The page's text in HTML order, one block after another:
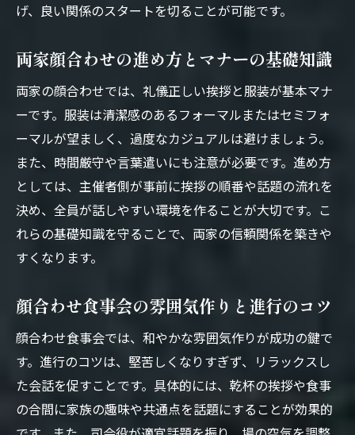
顔合わせ食事会で気をつけたい非常識な行
両家顔合わせで避けるべきNG服装と態度
顔合わせ食事会の常識と非常識の見分け方
非常識を防ぐ顔合わせ食事会の心得
服装や進行で失敗しない顔合わせの秘訣
顔合わせ食事会で失敗を防ぐ服装と進行術
両家顔合わせで印象を良くするコーディネ
ート
顔合わせで安心できる進行と服装の選び方
両家顔合わせで信頼を得る服装マナー
顔合わせの場を円滑に進める準備の秘訣
両家顔合わせのタブーと注意すべきポイント
顔合わせ食事会で注意したいタブーの一覧
両家顔合わせで避けるべきNG行動の実例
げ、良い関係のスタートを切ることが可能です。
両家顔合わせの進め方とマナーの基礎知識
両家の顔合わせでは、礼儀正しい挨拶と服装が基本マナ
ーです。服装は清潔感のあるフォーマルまたはセミフォ
ーマルが望ましく、過度なカジュアルは避けましょう。
また、時間厳守や言葉遣いにも注意が必要です。進め方
としては、主催者側が事前に挨拶の順番や話題の流れを
決め、全員が話しやすい環境を作ることが大切です。こ
れらの基礎知識を守ることで、両家の信頼関係を築きや
すくなります。
顔合わせ食事会の雰囲気作りと進行のコツ
顔合わせ食事会では、和やかな雰囲気作りが成功の鍵で
す。進行のコツは、堅苦しくなりすぎず、リラックスし
た会話を促すことです。具体的には、乾杯の挨拶や食事
の合間に家族の趣味や共通点を話題にすることが効果的